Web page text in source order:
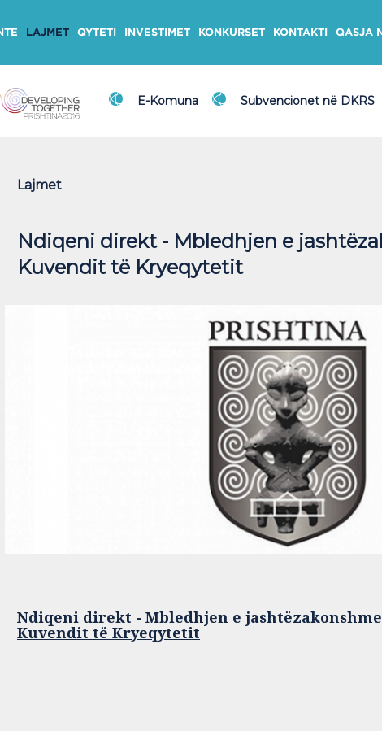
LAJMET QYTETI INVESTIMET KONKURSET KONTAKTI QASJA
E-Komuna Subvencionet në DKRS
Lajmet
Ndiqeni direkt - Mbledhjen e
Kuvendit të Kryeqytetit
Ndiqeni direkt - Mbledhjen e
Kuvendit të Kryeqytetit